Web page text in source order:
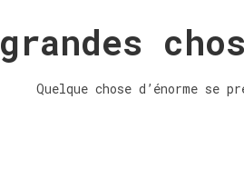
Quelque chose d’énorme